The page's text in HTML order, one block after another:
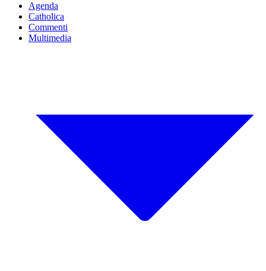
Agenda
Catholica
Commenti
Multimedia